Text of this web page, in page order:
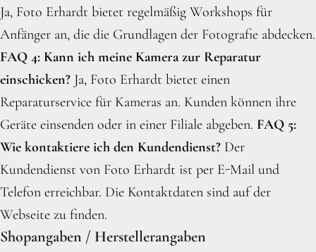
Ja, Foto Erhardt bietet regelmäßig Workshops für
Anfänger an, die die Grundlagen der Fotografie abdecken.
FAQ 4: Kann ich meine Kamera zur Reparatur
einschicken? Ja, Foto Erhardt bietet einen
Reparaturservice für Kameras an. Kunden können ihre
Geräte einsenden oder in einer Filiale abgeben. FAQ 5:
Wie kontaktiere ich den Kundendienst? Der
Kundendienst von Foto Erhardt ist per E-Mail und
Telefon erreichbar. Die Kontaktdaten sind auf der
Webseite zu finden.
Shopangaben / Herstellerangaben